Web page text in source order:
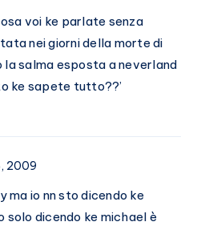
voi ke parlate senza
nei giorni della morte di
la salma esposta a neverland
ke sapete tutto??’
2009
ma io nn sto dicendo ke
solo dicendo ke michael è